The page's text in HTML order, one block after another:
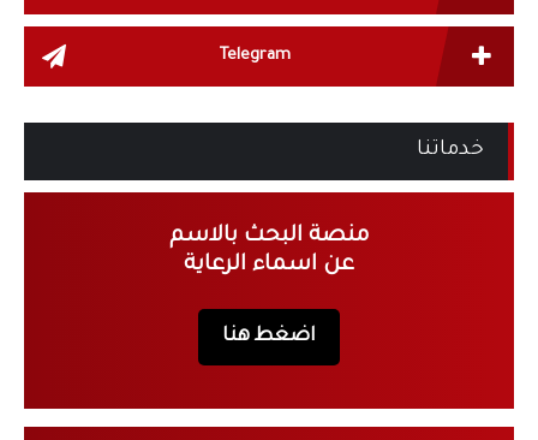
Telegram
خدماتنا
منصة البحث بالاسم
عن اسماء الرعاية
اضغط هنا